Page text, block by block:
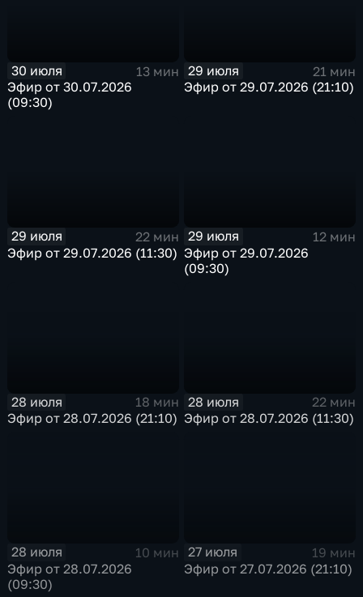
30 июля
13 мин
Эфир от 30.07.2026
(09:30)
29 июля
21 мин
Эфир от 29.07.2026 (21:10)
29 июля
22 мин
Эфир от 29.07.2026 (11:30)
29 июля
12 мин
Эфир от 29.07.2026
(09:30)
28 июля
18 мин
Эфир от 28.07.2026 (21:10)
28 июля
22 мин
Эфир от 28.07.2026 (11:30)
28 июля
10 мин
Эфир от 28.07.2026
(09:30)
27 июля
19 мин
Эфир от 27.07.2026 (21:10)